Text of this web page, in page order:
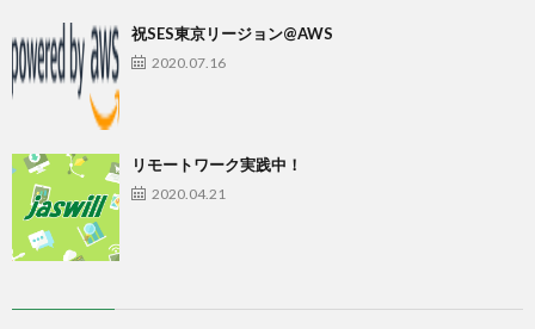
祝SES東京リージョン@AWS
2020.07.16
リモートワーク実践中！
2020.04.21